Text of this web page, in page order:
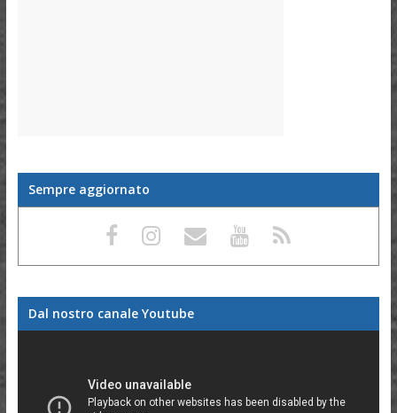
Sempre aggiornato
Dal nostro canale Youtube